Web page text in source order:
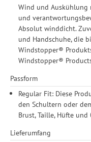
Einwilligung unter
Drittanbieter erteilen
Wind und Auskühlung
und
Absolut winddicht.
und Handschuhe, die
Windstopper®
Windstopper®
Passform
Regular Fit: Diese
den Schultern oder
Brust, Taille, Hüfte
Lieferumfang